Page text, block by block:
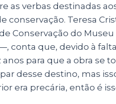
as verbas destinadas
conservação. Teresa
Conservação do
conta que, devido à
para que a obra se
desse destino, mas
era precária, então é